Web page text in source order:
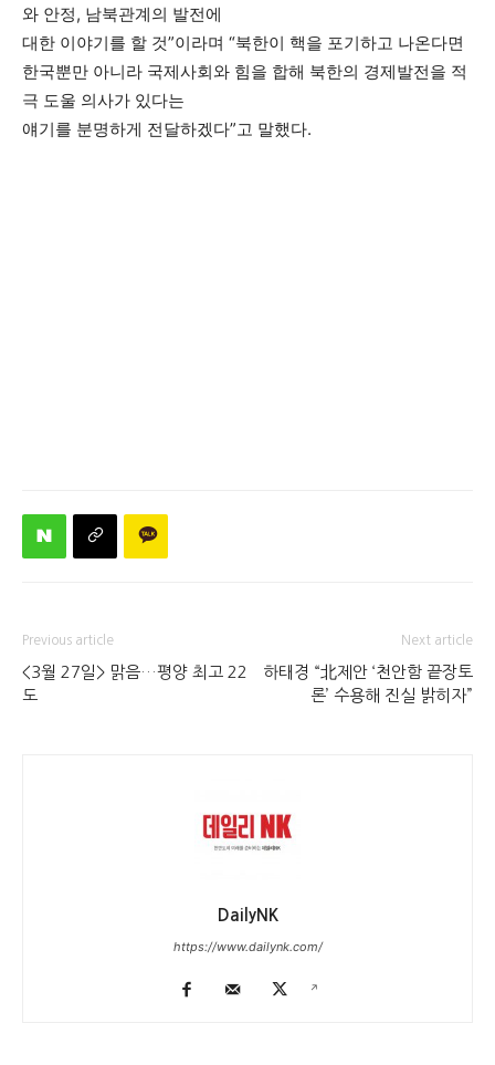
와 안정, 남북관계의 발전에
대한 이야기를 할 것”이라며 “북한이 핵을 포기하고 나온다면
한국뿐만 아니라 국제사회와 힘을 합해 북한의 경제발전을 적
극 도울 의사가 있다는
얘기를 분명하게 전달하겠다”고 말했다.
Previous article
<3월 27일> 맑음…평양 최고 22
도
Next article
하태경 “北제안 ‘천안함 끝장토
론’ 수용해 진실 밝히자”
DailyNK
https://www.dailynk.com/